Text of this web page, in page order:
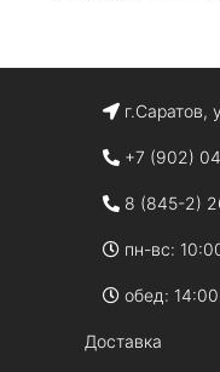
г.Саратов,
+7 (902)
8 (845-2)
пн-вс:
обед:
Доставка